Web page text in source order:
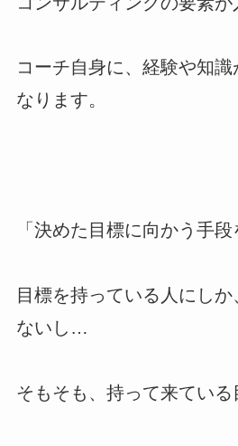
コーチ自身に、経験や知識
なります。
「決めた目標に向かう手
目標を持っている人にし
ないし…
そもそも、持って来ている